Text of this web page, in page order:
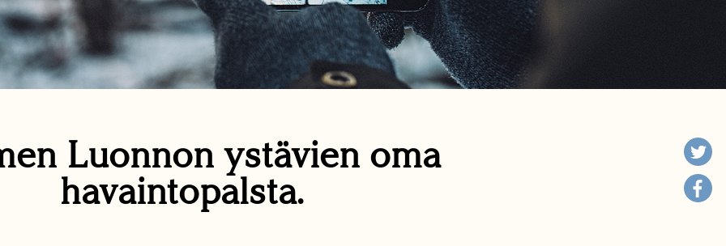
Luonnon ystävien oma
havaintopalsta.